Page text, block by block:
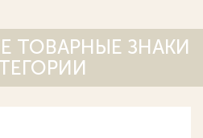
ТОВАРНЫЕ ЗНАКИ